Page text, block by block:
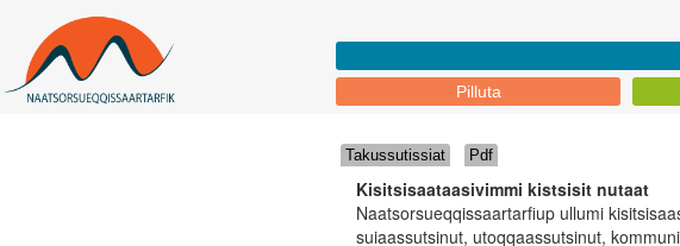
Pilluta
Takussutissiat Pdf